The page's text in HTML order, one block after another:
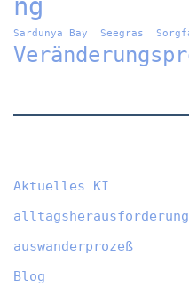
ng
Sardunya Bay Seegras
Aktuelles KI
auswanderprozeß
Blog